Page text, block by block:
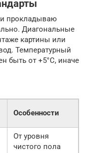
прокладываю
Диагональные
картины или
Температурный
быть от +5°C, иначе
Особенности
От уровня
чистого пола